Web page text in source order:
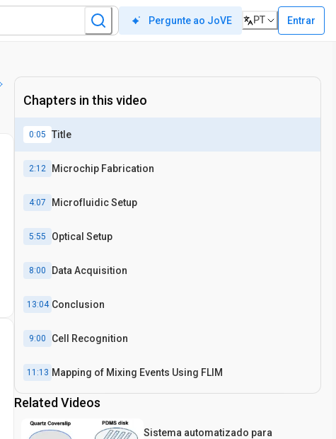
Pergunte ao JoVE PT Entrar
Chapters in this video
0:05 Title
2:12 Microchip Fabrication
4:07 Microfluidic Setup
5:55 Optical Setup
8:00 Data Acquisition
13:04 Conclusion
9:00 Cell Recognition
11:13 Mapping of Mixing Events Using FLIM
0:27 Introduction
Related Videos
Sistema automatizado para